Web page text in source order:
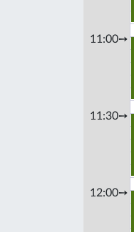
11:00➙
11:30➙
12:00➙